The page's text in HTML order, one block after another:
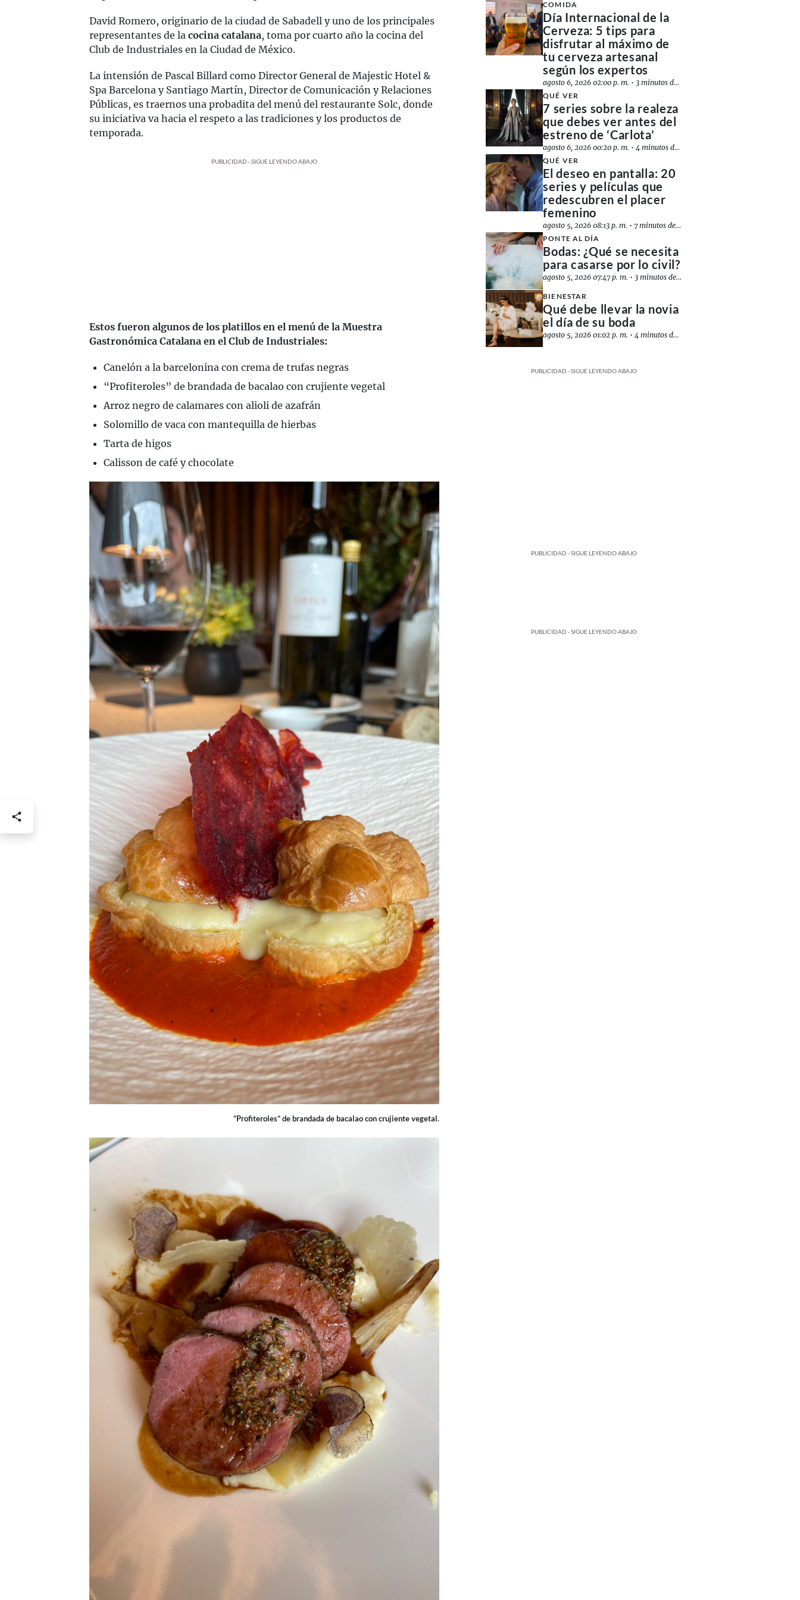
David Romero, originario de la ciudad de Sabadell y uno de los principales
representantes de la cocina catalana, toma por cuarto año la cocina del
Club de Industriales en la Ciudad de México.
La intensión de Pascal Billard como Director General de Majestic Hotel &
Spa Barcelona y Santiago Martín, Director de Comunicación y Relaciones
Públicas, es traernos una probadita del menú del restaurante Solc, donde
su iniciativa va hacia el respeto a las tradiciones y los productos de
temporada.
PUBLICIDAD - SIGUE LEYENDO ABAJO
Estos fueron algunos de los platillos en el menú de la Muestra
Gastronómica Catalana en el Club de Industriales:
Canelón a la barcelonina con crema de trufas negras
“Profiteroles” de brandada de bacalao con crujiente vegetal
Arroz negro de calamares con alioli de azafrán
Solomillo de vaca con mantequilla de hierbas
Tarta de higos
Calisson de café y chocolate
“Profiteroles” de brandada de bacalao con crujiente vegetal.
COMIDA
Día Internacional de la
Cerveza: 5 tips para
disfrutar al máximo de
tu cerveza artesanal
según los expertos
agosto 6, 2026 02:00 p. m. • 3 minutos de lectura
QUÉ VER
7 series sobre la realeza
que debes ver antes del
estreno de ‘Carlota’
agosto 6, 2026 00:20 p. m. •4 minutos de lectura
QUÉ VER
El deseo en pantalla: 20
series y películas que
redescubren el placer
femenino
agosto 5, 2026 08:13 p. m. •7 minutos de lectura
PONTE AL DÍA
Bodas: ¿Qué se necesita
para casarse por lo civil?
agosto 5, 2026 07:47 p. m. • 3 minutos de lectura
BIENESTAR
Qué debe llevar la novia
el día de su boda
agosto 5, 2026 01:02 p. m. •4 minutos de lectura
PUBLICIDAD - SIGUE LEYENDO ABAJO
PUBLICIDAD - SIGUE LEYENDO ABAJO
PUBLICIDAD - SIGUE LEYENDO ABAJO